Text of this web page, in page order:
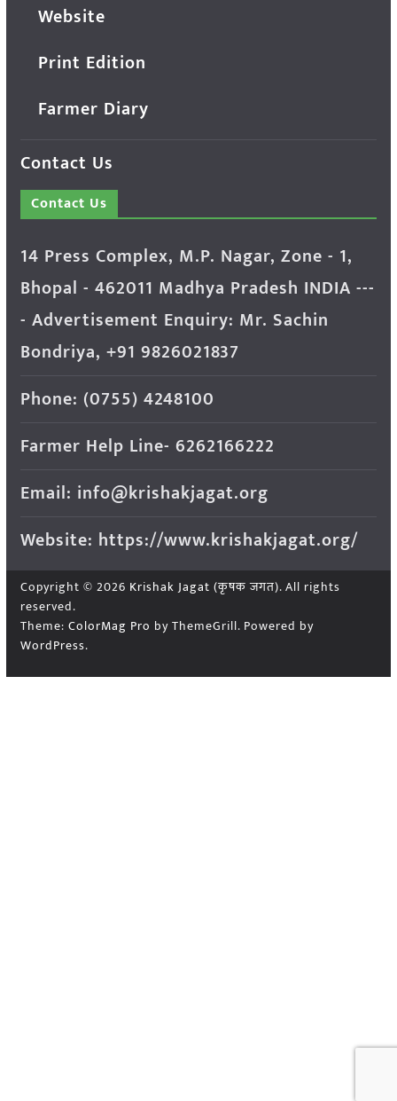
Website
Print Edition
Farmer Diary
Contact Us
Contact Us
14 Press Complex, M.P. Nagar, Zone - 1,
Bhopal - 462011 Madhya Pradesh INDIA ---
- Advertisement Enquiry: Mr. Sachin
Bondriya, +91 9826021837
Phone: (0755) 4248100
Farmer Help Line- 6262166222
Email: info@krishakjagat.org
Website: https://www.krishakjagat.org/
Copyright © 2026 Krishak Jagat (कृषक जगत). All rights
reserved.
Theme: ColorMag Pro by ThemeGrill. Powered by
WordPress.